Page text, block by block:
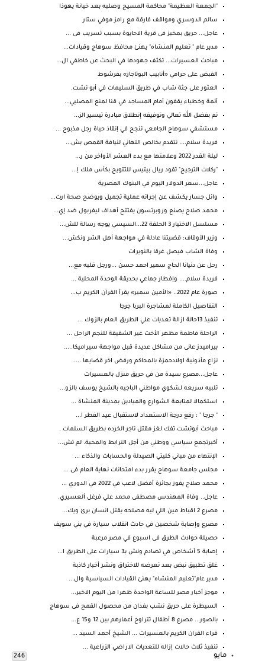
"الجمعة العظيمة" محاكمة المسيح وصلبه بعد خيانة يهوذا
سالم الدوسري ومواقف فارقة مع رامز موفي ستار
عاجل... حريق بمخبز فى قرية الاحايوة بسبب تسريب فى ...
مدير عام " تعليم المنشاه" يهنئ محافظ سوهاج وقيادات...
مباحث العسيرات... تكثف جهودها في البحث عن خاطفي ال...
القبض على حرامي «أنابيب البوتاجاز» بفرشوط
العثور على جثة شاب في طريق السليمات في أبو تشت.
أئمة وخطباء يقفون أمام المساجد في قنا لمنع المصليي...
تم بفضل الله تعالي وتوفيقه إنطلاق مبادرة تيسير الز...
مستشفي سوهاج الجامعي تنجح في إنقاذ حياة رجل مذبوح ...
فريدة سلام.... تتقدم بخالص التهاني لنيافة القمص بش...
ليلة القدر 2022 وعلامتها مع بدء العشر الأواخر من ر...
"ركلات الترجيح" تقود ريال بيتيس للتتويج بكأس ملك إ...
عاجل...سعر الدولار اليوم في البنوك المصرية
وائل جسار يكشف عن إجرائه عملية تجميل ويوضح صحة ارت...
محمد صلاح يصنع وروبرتسون يفتتح أهداف ليفربول ضد إي...
مسلسل الاختيار 3 الحلقة 22...السيسي يوجه رسالة للش...
وزير الأوقاف: قضيتنا عادلة في مواجهة أهل الشر ونكش...
وفاة الشاب فيصل غرقا بالنويرات
رحل عن دنيانا الحاج سمير احمد حسن ...ورجل قلبه مع...
فريدة سلام.... وإفطار جماعي بحديقة الوحدة المحلية ...
صورة عام 2022.. «الأمين سمير» يقرأ القرآن الكريم ب...
التفاصيل الكاملة لمشاجرة البربا جرجا
تنفيذ 13حالة ازالة تعديات علي الطريق العام بالزوك ...
الراحلة فاطمة مظهر الأخت غير الشقيقة للنجم الراحل ...
بيراميدز عانى من مشاكل عديدة قبل مواجهة سيراميكا.....
نزاع مأذونية اولادحمزة بالمحاكم ورفض اخر قضايها .....
عاجل...مصرع سيدة من في حريق منزل بالعسيرات
تلبيه سريعه لشكوي مواطني الباجيه بالشيخ يوسف بالزو...
استكمالا لمتابعة الشوارع والميادين بمدينة المنشاة ...
" جرجا " : رفع درجة الاستعداد لاستقبال عيد الفطر ا...
مباحث أبوتشت تفك لغز مقتل تاجر الخرده بطريق السلمات .
أكبرتجمع سياسي ووطني من أجل الترابط والمحبة. لم تش...
الإنتهاء من مباني كليتي الصيدلة والحسابات والذكاء ...
مجلس جامعة سوهاج يقرر بدء امتحانات نهاية العام فى ...
محمد صلاح يفوز بجائزة أفضل لاعب في 2022 في الدوري ...
عاجل.. وفاة المهندس مصطفى محمد علي فرغل ألعسيري.
مصرع 2 اقباط مين اللي ليه مصلحه يقتل انسان برئ ويك...
مصرع وإصابة شخصين في حادث انقلاب سيارة في بني سويف
حصيلة حوادث الطرق فى اسبوع في مصر مرعبة
إصابة 5 أشخاص في تصادم ونش بـ3 سيارات على الطريق ا...
غلق تطبيق نبض بعد تعرضه للاختراق ونشر أخبار كاذبة
مدير عام"تعليم المنشاه" يهنئ القيادات السياسية وال...
موجز أخبار مصر للساعة الواحدة ظهرا من اليوم الاخير...
السيطرة على حريق نشب بفدان من محصول القمح فى سوهاج
بالصور... مصرع 8 أطفال تتراوح أعمارهم بين 12 و15 ع...
قراء القران الكريم بالعسيرات ... الشيخ أحمد السيد ...
تنفيذ ثلاث حالات إزاله للتعديات الاراضي الزراعية ...
مايو 246